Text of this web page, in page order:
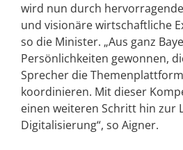
wird nun durch
und visionäre wirtschaftliche
so die Minister. „Aus ganz
Persönlichkeiten gewonnen,
Sprecher die
koordinieren. Mit dieser
einen weiteren Schritt hin zur
Digitalisierung“, so Aigner.